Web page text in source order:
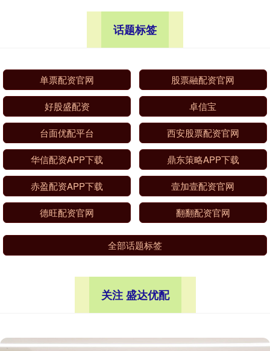
话题标签
单票配资官网 股票融配资官网
好股盛配资 卓信宝
台面优配平台 西安股票配资官网
华信配资APP下载 鼎东策略APP下载
赤盈配资APP下载 壹加壹配资官网
德旺配资官网 翻翻配资官网
全部话题标签
关注 盛达优配